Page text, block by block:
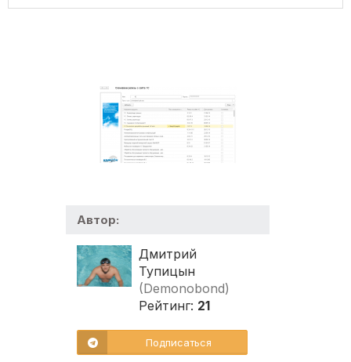
Автор:
Дмитрий
Тупицын
(Demonobond)
Рейтинг: 21
Подписаться